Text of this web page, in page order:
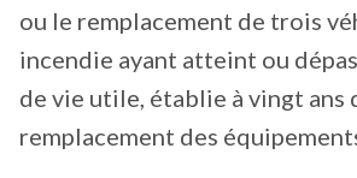
ou le remplacement de trois
incendie ayant atteint ou
de vie utile, établie à vingt ans
remplacement des